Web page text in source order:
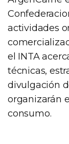
actividades
el INTA
técnicas,
divulgación
organizarán
consumo.